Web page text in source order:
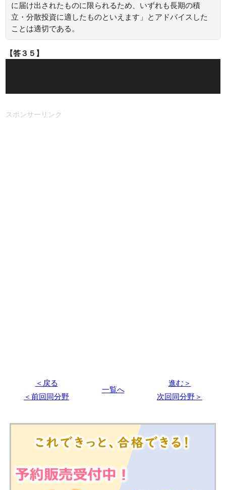
に届け出されたものに限られるため、いずれも長期の積
立・分散投資に適したものといえます」とアドバイスした
ことは適切である。
【答３５】
スポンサーリンク
＜戻る
一覧へ
進む＞
＜前回同分野
次回同分野＞